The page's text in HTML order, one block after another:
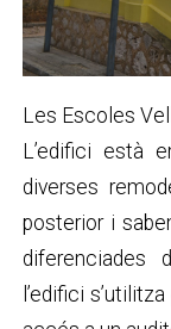
Les Escoles
L’edifici està
diverses
posterior i
diferenciades
l’edifici